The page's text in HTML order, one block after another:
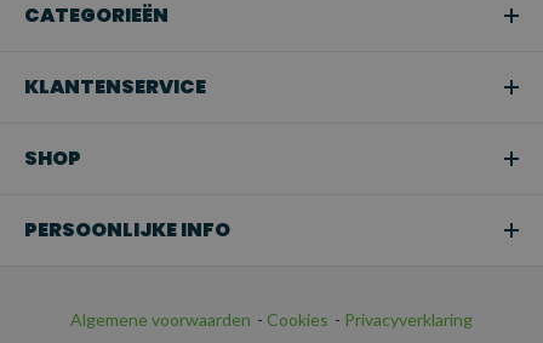
CATEGORIEËN
KLANTENSERVICE
SHOP
PERSOONLIJKE INFO
Algemene voorwaarden - Cookies - Privacyverklaring